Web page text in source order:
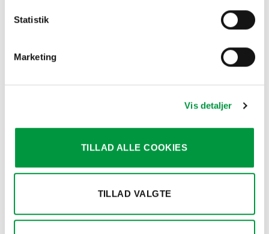
Statistik
Marketing
Vis detaljer
TILLAD ALLE COOKIES
TILLAD VALGTE
BUTIKSINVENTAR & TILBEHØR
til
BUTIKSDISPLAYS & SHOP IMPULZ
MED 6 ZINKSPANDE